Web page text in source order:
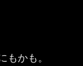
もかも。